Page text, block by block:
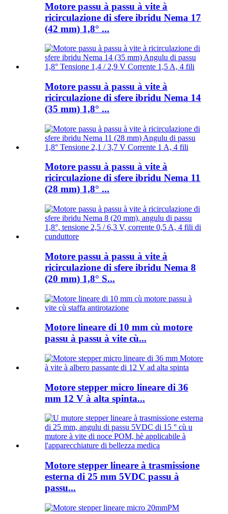
Motore passu à passu à vite à
ricirculazione di sfere ibridu Nema 17
(42 mm) 1,8° ...
Motore passu à passu à vite à
ricirculazione di sfere ibridu Nema 14
(35 mm) 1,8° ...
Motore passu à passu à vite à
ricirculazione di sfere ibridu Nema 11
(28 mm) 1,8° ...
Motore passu à passu à vite à
ricirculazione di sfere ibridu Nema 8
(20 mm) 1,8° S...
Motore lineare di 10 mm cù motore
passu à passu à vite cù...
Motore stepper micro lineare di 36
mm 12 V à alta spinta...
Motore stepper lineare à trasmissione
esterna di 25 mm 5VDC passu à
passu...